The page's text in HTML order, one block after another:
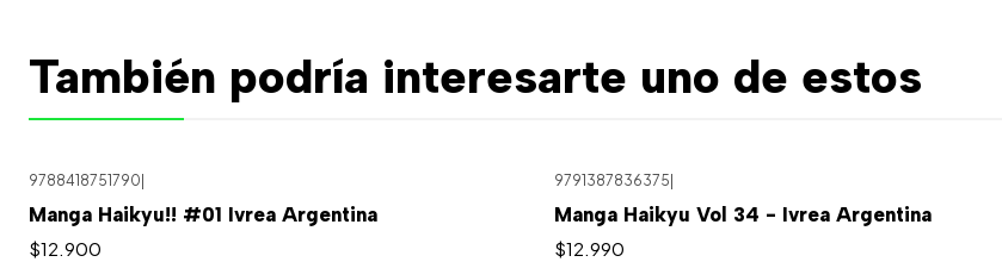
También podría interesarte uno de estos
9788418751790
Manga Haikyu!! #01 Ivrea Argentina
$12.900
9791387836375
Manga Haikyu Vol 34 - Ivrea Argentina
$12.990